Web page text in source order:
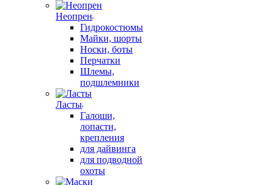
Неопрен
Гидрокостюмы
Майки, шорты
Носки, боты
Перчатки
Шлемы,
подшлемники
Ласты
Галоши,
лопасти,
крепления
для дайвинга
для подводной
охоты